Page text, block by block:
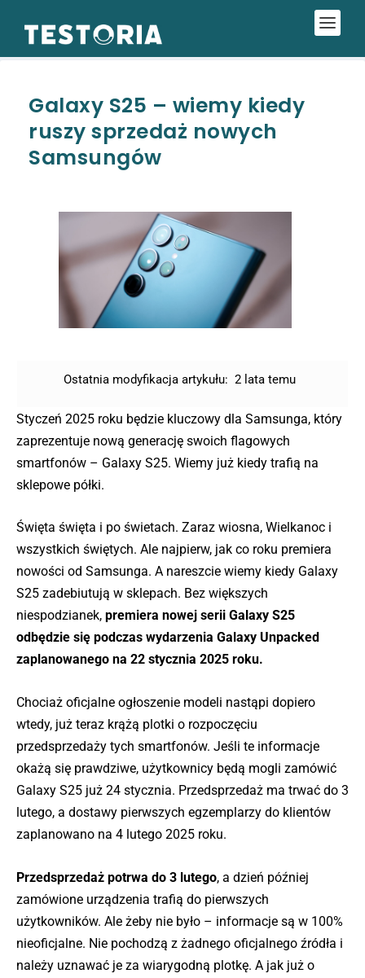
Galaxy S25 – wiemy kiedy
ruszy sprzedaż nowych
Samsungów
Ostatnia modyfikacja artykułu: 2 lata temu
Styczeń 2025 roku będzie kluczowy dla Samsunga, który
zaprezentuje nową generację swoich flagowych
smartfonów – Galaxy S25. Wiemy już kiedy trafią na
sklepowe półki.
Święta święta i po świetach. Zaraz wiosna, Wielkanoc i
wszystkich świętych. Ale najpierw, jak co roku premiera
nowości od Samsunga. A nareszcie wiemy kiedy Galaxy
S25 zadebiutują w sklepach. Bez większych
niespodzianek, premiera nowej serii Galaxy S25
odbędzie się podczas wydarzenia Galaxy Unpacked
zaplanowanego na 22 stycznia 2025 roku.
Chociaż oficjalne ogłoszenie modeli nastąpi dopiero
wtedy, już teraz krążą plotki o rozpoczęciu
przedsprzedaży tych smartfonów. Jeśli te informacje
okażą się prawdziwe, użytkownicy będą mogli zamówić
Galaxy S25 już 24 stycznia. Przedsprzedaż ma trwać do 3
lutego, a dostawy pierwszych egzemplarzy do klientów
zaplanowano na 4 lutego 2025 roku.
Przedsprzedaż potrwa do 3 lutego, a dzień później
zamówione urządzenia trafią do pierwszych
użytkowników. Ale żeby nie było – informacje są w 100%
nieoficjalne. Nie pochodzą z żadnego oficjalnego źródła i
należy uznawać je za wiarygodną plotkę. A jak już o